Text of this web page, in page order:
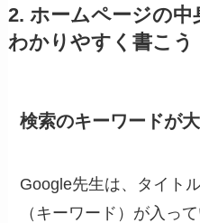
2. ホームページの
わかりやすく書こう
検索のキーワードが
Google先生は、タイト
（キーワード）が入っ